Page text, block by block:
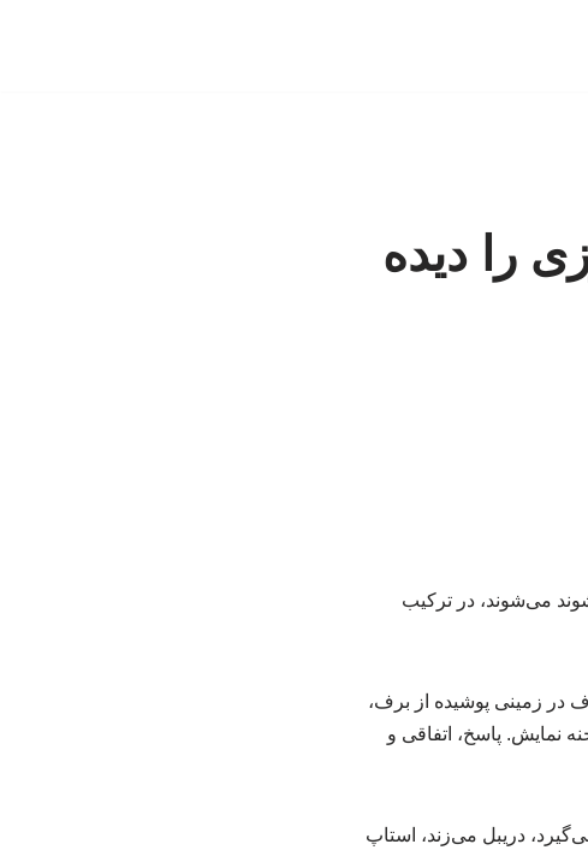
را دیده
می‌شوند، در ترکیب
در زمینی پوشیده از برف،
نمایش. پاسخ، اتفاقی و
دریبل می‌زند، استاپ